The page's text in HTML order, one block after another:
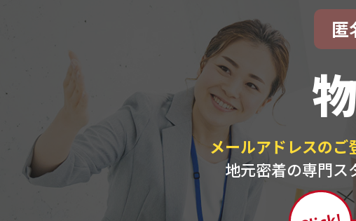
匿
メールアドレスのご
地元密着の専門ス